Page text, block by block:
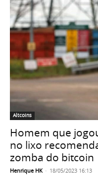
Altcoins
Homem que
no lixo
zomba do bitcoin
Henrique HK - 18/05/2023 16:13